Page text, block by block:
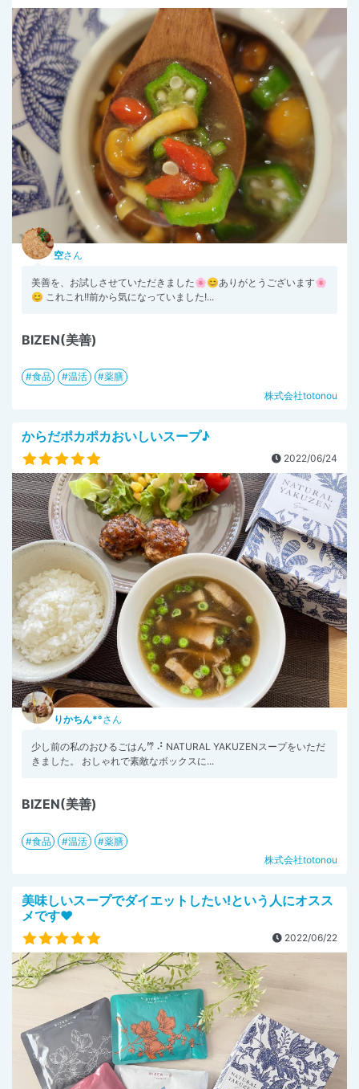
空さん
美善を、お試しさせていただきました🌸😊ありがとうございます🌸
😊 これこれ!!前から気になっていました!...
BIZEN(美善)
食品 温活
薬膳
株式会社totonou
からだポカポカおいしいスープ♪
2022/06/24
りかちん*°さん
少し前の私のおひるごはん𐂐 ⠜ NATURAL YAKUZENスープをいただ
きました。 おしゃれで素敵なボックスに...
BIZEN(美善)
食品 温活
薬膳
株式会社totonou
美味しいスープでダイエットしたい!という人にオスス
メです❤︎
2022/06/22